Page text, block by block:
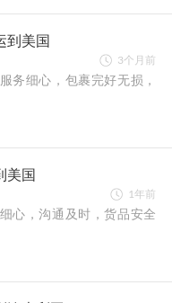
到美国
3个月前
务细心，包裹完好无损，
美国
1年前
心，沟通及时，货品安全